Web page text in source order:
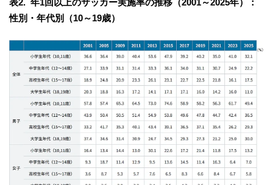
性別・年代別（10～19歳）